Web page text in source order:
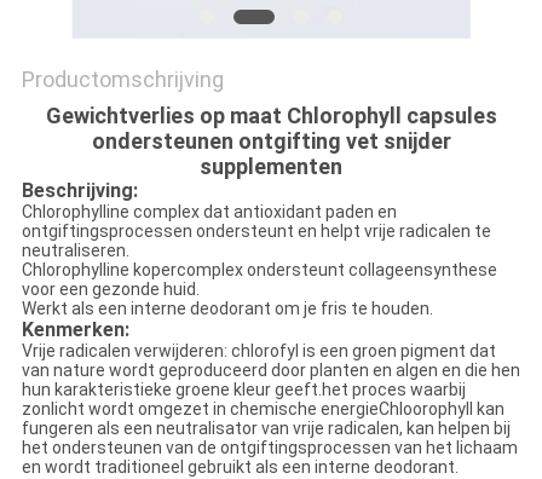
Productomschrijving
Gewichtverlies op maat Chlorophyll capsules
ondersteunen ontgifting vet snijder
supplementen
Beschrijving:
Chlorophylline complex dat antioxidant paden en
ontgiftingsprocessen ondersteunt en helpt vrije radicalen te
neutraliseren.
Chlorophylline kopercomplex ondersteunt collageensynthese
voor een gezonde huid.
Werkt als een interne deodorant om je fris te houden.
Kenmerken:
Vrije radicalen verwijderen: chlorofyl is een groen pigment dat
van nature wordt geproduceerd door planten en algen en die hen
hun karakteristieke groene kleur geeft.het proces waarbij
zonlicht wordt omgezet in chemische energieChloorophyll kan
fungeren als een neutralisator van vrije radicalen, kan helpen bij
het ondersteunen van de ontgiftingsprocessen van het lichaam
en wordt traditioneel gebruikt als een interne deodorant.